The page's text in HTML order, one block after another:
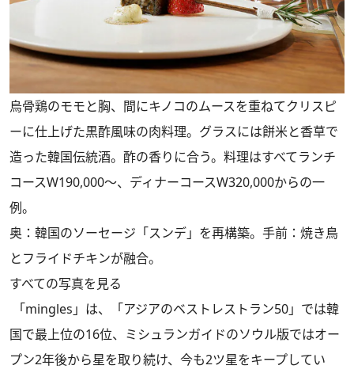
烏骨鶏のモモと胸、間にキノコのムースを重ねてクリスピ
ーに仕上げた黒酢風味の肉料理。グラスには餅米と香草で
造った韓国伝統酒。酢の香りに合う。料理はすべてランチ
コースW190,000〜、ディナーコースW320,000からの一
例。
奥：韓国のソーセージ「スンデ」を再構築。手前：焼き鳥
とフライドチキンが融合。
すべての写真を見る
「mingles」は、「アジアのベストレストラン50」では韓
国で最上位の16位、ミシュランガイドのソウル版ではオー
プン2年後から星を取り続け、今も2ツ星をキープしてい